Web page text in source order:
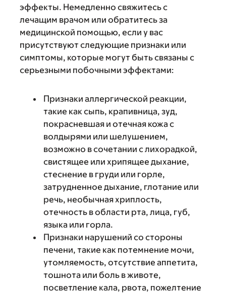
эффекты. Немедленно свяжитесь с
лечащим врачом или обратитесь за
медицинской помощью, если у вас
присутствуют следующие признаки или
симптомы, которые могут быть связаны с
серьезными побочными эффектами:
Признаки аллергической реакции,
такие как сыпь, крапивница, зуд,
покрасневшая и отечная кожа с
волдырями или шелушением,
возможно в сочетании с лихорадкой,
свистящее или хрипящее дыхание,
стеснение в груди или горле,
затрудненное дыхание, глотание или
речь, необычная хриплость,
отечность в области рта, лица, губ,
языка или горла.
Признаки нарушений со стороны
печени, такие как потемнение мочи,
утомляемость, отсутствие аппетита,
тошнота или боль в животе,
посветление кала, рвота, пожелтение